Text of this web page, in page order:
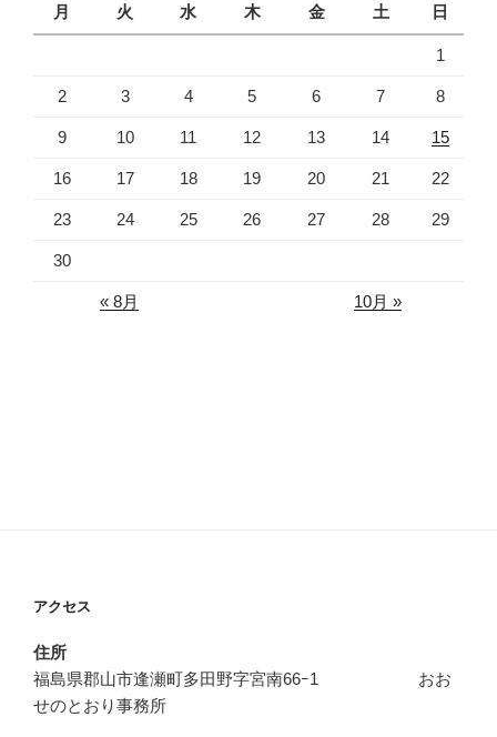
月
火 水 木 金 土 日
1
2 3 4 5 6 7 8
9 10 11 12 13 14 15
16 17 18 19 20 21 22
23 24 25 26 27 28 29
30
« 8月 10月 »
アクセス
住所
福島県郡山市逢瀬町多田野字宮南66ｰ1 おお
せのとおり事務所